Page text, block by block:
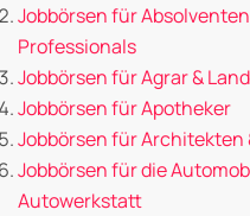
Jobbörsen für
Professionals
Jobbörsen für Agrar &
Jobbörsen für Apotheker
Jobbörsen für
Jobbörsen für die
Autowerkstatt